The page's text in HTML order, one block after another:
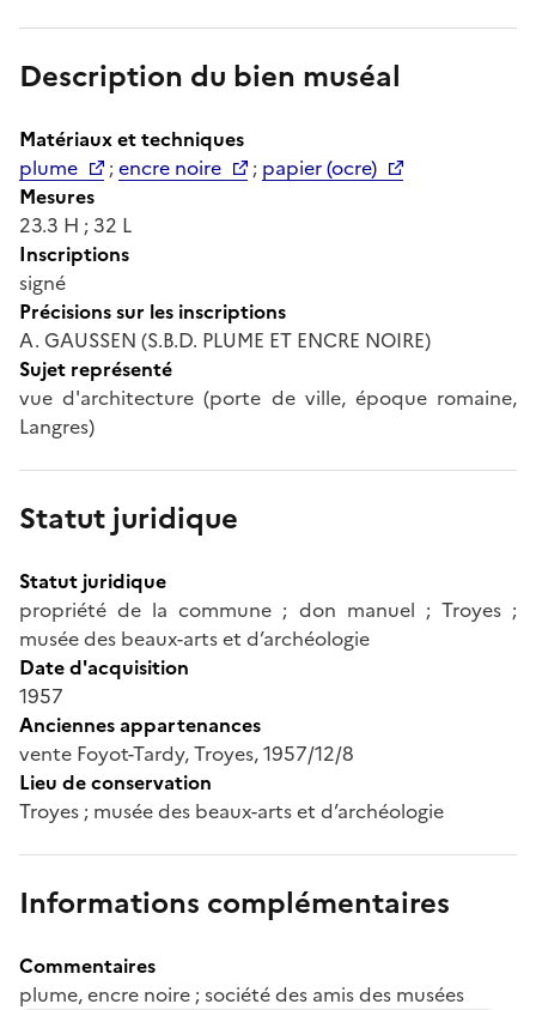
Description du bien muséal
Matériaux et techniques
plume
;encre noire ; papier (ocre)
Mesures
23.3 H ; 32 L
Inscriptions
signé
Précisions sur les inscriptions
A. GAUSSEN (S.B.D. PLUME ET ENCRE NOIRE)
Sujet représenté
vue d'architecture (porte de ville, époque romaine,
Langres)
Statut juridique
Statut juridique
propriété de la commune ; don manuel ; Troyes ;
musée des beaux-arts et d’archéologie
Date d'acquisition
1957
Anciennes appartenances
vente Foyot-Tardy, Troyes, 1957/12/8
Lieu de conservation
Troyes ; musée des beaux-arts et d’archéologie
Informations complémentaires
Commentaires
plume, encre noire ; société des amis des musées